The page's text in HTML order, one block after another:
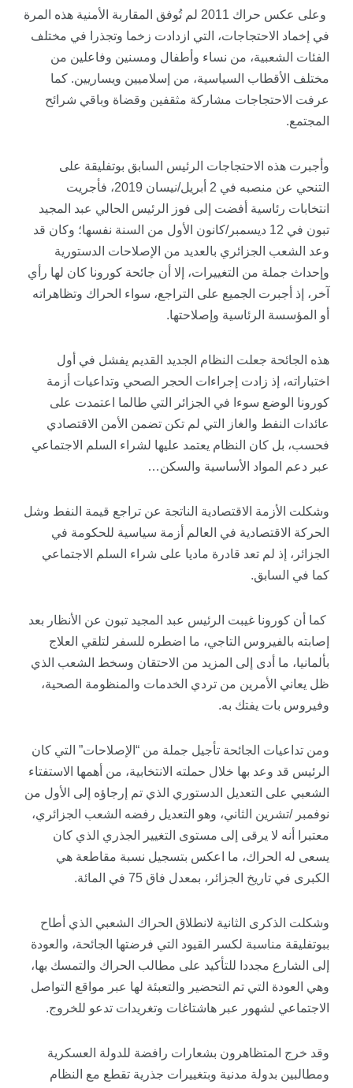
وعلى عكس حراك 2011 لم تُوفق المقاربة الأمنية هذه المرة
في إخماد الاحتجاجات، التي ازدادت زخما وتجذرا في مختلف
الفئات الشعبية، من نساء وأطفال ومسنين وفاعلين من
مختلف الأقطاب السياسية، من إسلاميين ويساريين. كما
عرفت الاحتجاجات مشاركة مثقفين وقضاة وباقي شرائح
المجتمع.
وأجبرت هذه الاحتجاجات الرئيس السابق بوتفليقة على
التنحي عن منصبه في 2 أبريل/نيسان 2019، فأجريت
انتخابات رئاسية أفضت إلى فوز الرئيس الحالي عبد المجيد
تبون في 12 ديسمبر/كانون الأول من السنة نفسها؛ وكان قد
وعد الشعب الجزائري بالعديد من الإصلاحات الدستورية
وإحداث جملة من التغييرات، إلا أن جائحة كورونا كان لها رأي
آخر، إذ أجبرت الجميع على التراجع، سواء الحراك وتظاهراته
أو المؤسسة الرئاسية وإصلاحتها.
هذه الجائحة جعلت النظام الجديد القديم يفشل في أول
اختباراته، إذ زادت إجراءات الحجر الصحي وتداعيات أزمة
كورونا الوضع سوءا في الجزائر التي طالما اعتمدت على
عائدات النفط والغاز التي لم تكن تضمن الأمن الاقتصادي
فحسب، بل كان النظام يعتمد عليها لشراء السلم الاجتماعي
عبر دعم المواد الأساسية والسكن…
وشكلت الأزمة الاقتصادية الناتجة عن تراجع قيمة النفط وشل
الحركة الاقتصادية في العالم أزمة سياسية للحكومة في
الجزائر، إذ لم تعد قادرة ماديا على شراء السلم الاجتماعي
كما في السابق.
كما أن كورونا غيبت الرئيس عبد المجيد تبون عن الأنظار بعد
إصابته بالفيروس التاجي، ما اضطره للسفر لتلقي العلاج
بألمانيا، ما أدى إلى المزيد من الاحتقان وسخط الشعب الذي
ظل يعاني الأمرين من تردي الخدمات والمنظومة الصحية،
وفيروس بات يفتك به.
ومن تداعيات الجائحة تأجيل جملة من “الإصلاحات” التي كان
الرئيس قد وعد بها خلال حملته الانتخابية، من أهمها الاستفتاء
الشعبي على التعديل الدستوري الذي تم إرجاؤه إلى الأول من
نوفمبر /تشرين الثاني، وهو التعديل رفضه الشعب الجزائري،
معتبرا أنه لا يرقى إلى مستوى التغيير الجذري الذي كان
يسعى له الحراك، ما اعكس بتسجيل نسبة مقاطعة هي
الكبرى في تاريخ الجزائر، بمعدل فاق 75 في المائة.
وشكلت الذكرى الثانية لانطلاق الحراك الشعبي الذي أطاح
ببوتفليقة مناسبة لكسر القيود التي فرضتها الجائحة، والعودة
إلى الشارع مجددا للتأكيد على مطالب الحراك والتمسك بها،
وهي العودة التي تم التحضير والتعبئة لها عبر مواقع التواصل
الاجتماعي لشهور عبر هاشتاغات وتغريدات تدعو للخروج.
وقد خرج المتظاهرون بشعارات رافضة للدولة العسكرية
ومطالبين بدولة مدنية وبتغييرات جذرية تقطع مع النظام